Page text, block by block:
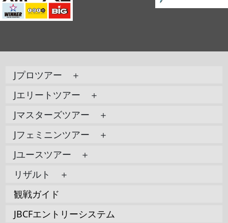
Jプロツアー ＋
Jエリートツアー ＋
Jマスターズツアー ＋
Jフェミニンツアー ＋
Jユースツアー ＋
リザルト ＋
観戦ガイド
JBCFエントリーシステム